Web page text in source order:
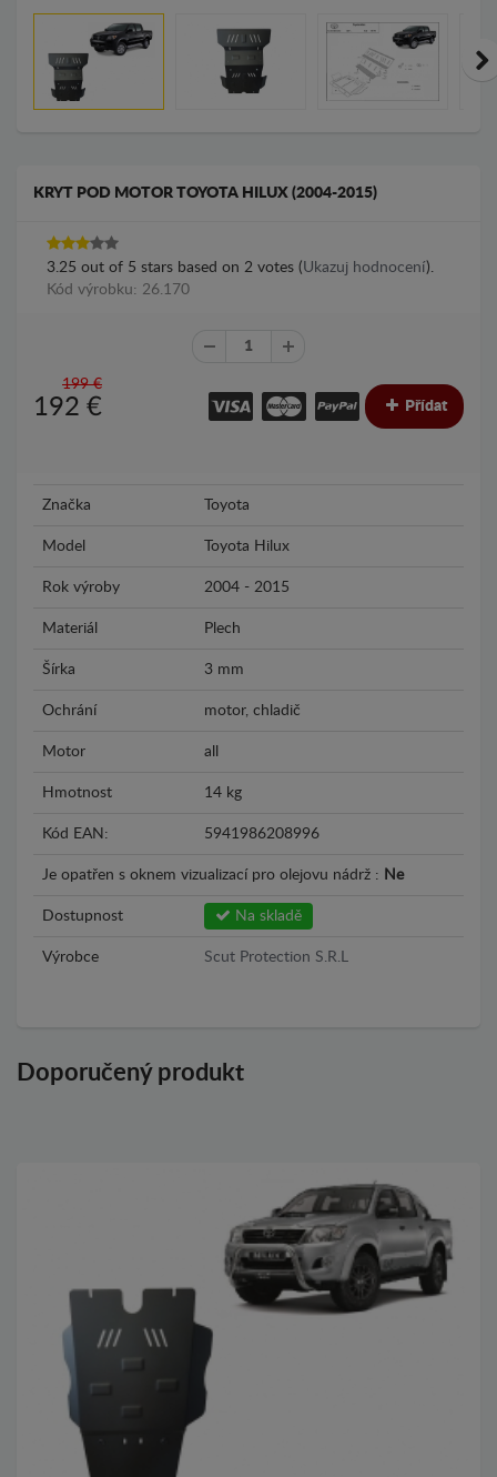
KRYT POD MOTOR TOYOTA HILUX (2004-2015)
3.25 out of 5 stars based on 2 votes (Ukazuj hodnocení).
Kód výrobku: 26.170
199 €
192 € Přídat
Značka Toyota
Model Toyota Hilux
Rok výroby 2004 - 2015
Materiál Plech
Šírka 3 mm
Ochrání motor, chladič
Motor all
Hmotnost 14 kg
Kód EAN: 5941986208996
Je opatřen s oknem vizualizací pro olejovu nádrž : Ne
Dostupnost Na skladě
Výrobce Scut Protection S.R.L
Doporučený produkt